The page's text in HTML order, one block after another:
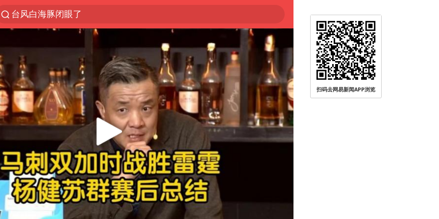
台风白海豚闭眼了
“China Cool”火了，老外爱上中国避暑游
香港宏福苑火灾或由烟头引起
浙江台州《告全体市民书》
枪击案后泰国拟推更严格枪支管控方案
四川宜宾3.4级地震
陕西柞水泥石流已致2死 仍有1人失联
泰国初中生饮弹自尽前开了26枪
多所高校取消艺考
网约车司机充电时猝死保险拒赔
店主称换“青海拉面”招牌后生意更好
扫码去网易新闻APP浏览